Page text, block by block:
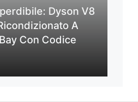
Dyson V8
A
Con Codice